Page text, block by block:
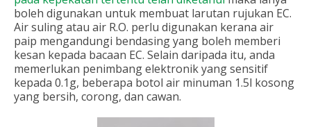
boleh digunakan untuk membuat larutan rujukan EC.
Air suling atau air R.O. perlu digunakan kerana air
paip mengandungi bendasing yang boleh memberi
kesan kepada bacaan EC. Selain daripada itu, anda
memerlukan penimbang elektronik yang sensitif
kepada 0.1g, beberapa botol air minuman 1.5l kosong
yang bersih, corong, dan cawan.